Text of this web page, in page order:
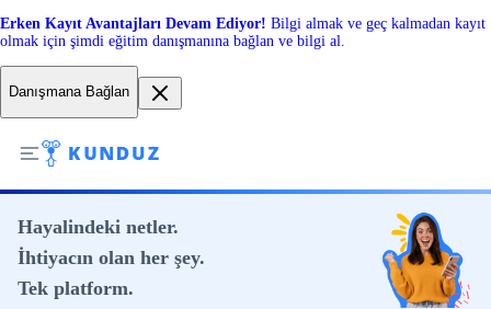
Erken Kayıt Avantajları Devam Ediyor! Bilgi almak ve geç kalmadan kayıt
olmak için şimdi eğitim danışmanına bağlan ve bilgi al.
Danışmana Bağlan
Hayalindeki netler.
İhtiyacın olan her şey.
Tek platform.